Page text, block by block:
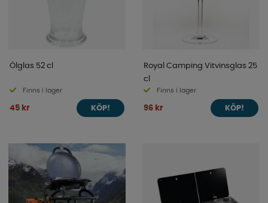
Ölglas 52 cl
Finns i lager
45 kr KÖP!
Royal Camping Vitvinsglas 25
cl
Finns i lager
96 kr KÖP!